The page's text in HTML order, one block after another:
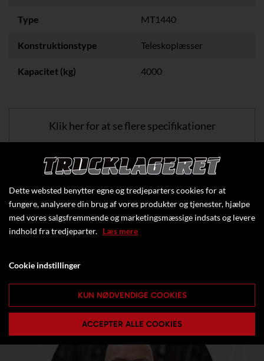
Type MT1440
Konstruktionstype Teleskoplæsser
Kapacitet (kg) 4000
Klik her for at se flere specifikationer
Dette websted benytter egne og tredjeparters cookies for at
fungere, analysere din brug af vores produkter og tjenester, hjælpe
med vores salgsfremmende og marketingsmæssige indsats og levere
indhold fra tredjeparter. Læs mere
Cookie indstillinger
KUN NØDVENDIGE COOKIES
ACCEPTER ALLE COOKIES